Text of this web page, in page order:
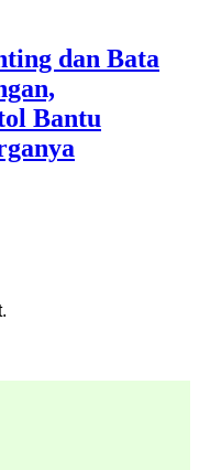
dan Bata
Bantu